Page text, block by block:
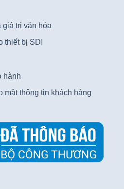
giá trị văn hóa
thiết bị SDI
hành
mật thông tin khách hàng